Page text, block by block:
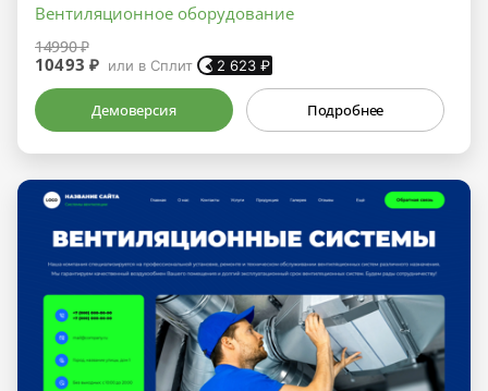
Вентиляционное оборудование
14990 ₽
10493 ₽ или в Сплит 2 623 ₽
Демоверсия Подробнее